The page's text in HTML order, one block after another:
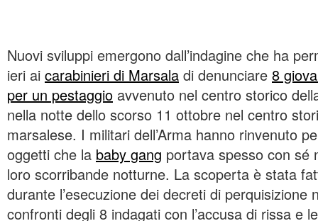
Nuovi sviluppi emergono dall’indagine che ha
ieri ai carabinieri di Marsala di denunciare 8
per un pestaggio avvenuto nel centro storico
nella notte dello scorso 11 ottobre nel centro
marsalese. I militari dell’Arma hanno rinvenuto
oggetti che la baby gang portava spesso con sé
loro scorribande notturne. La scoperta è stata
durante l’esecuzione dei decreti di perquisizione
confronti degli 8 indagati con l’accusa di rissa e